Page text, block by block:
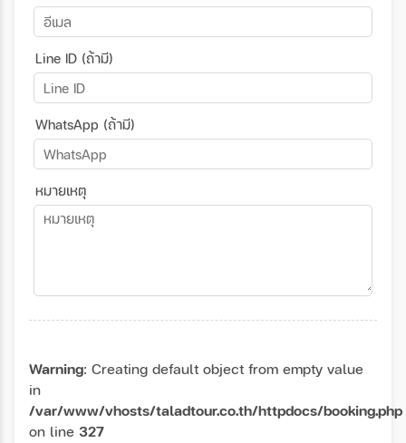
Line ID (ถ้ามี)
WhatsApp (ถ้ามี)
หมายเหตุ
Warning: Creating default object from empty value
in
/var/www/vhosts/taladtour.co.th/httpdocs/booking.php
on line 327